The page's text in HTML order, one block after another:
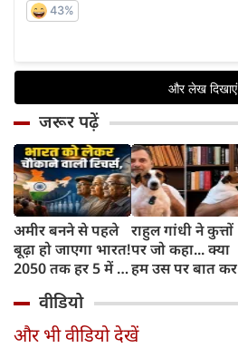
जरूर पढ़ें
अमीर बनने से पहले
बूढ़ा हो जाएगा भारत!
2050 तक हर 5 में 1
साल से ज्यादा उम्र का
राहुल गांधी ने कुत्तों
पर जो कहा... क्या
हम उस पर बात कर
वीडियो
और भी वीडियो देखें